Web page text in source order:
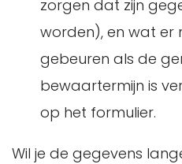
zorgen dat zijn
worden), en wat er
gebeuren als de
bewaartermijn is
op het formulier.
Wil je de gegevens